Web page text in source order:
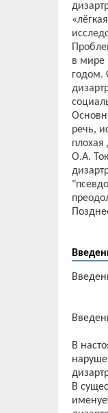
в мире
годом.
речь,
О.А.
В
В